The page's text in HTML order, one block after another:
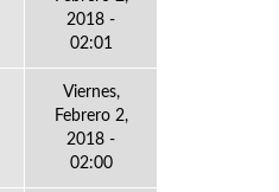
2018 -
02:01
Viernes,
Febrero 2,
2018 -
02:00